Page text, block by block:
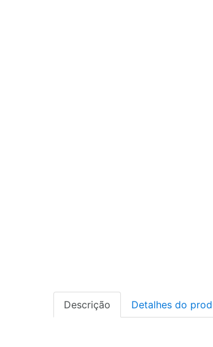
Descrição Detalhes do